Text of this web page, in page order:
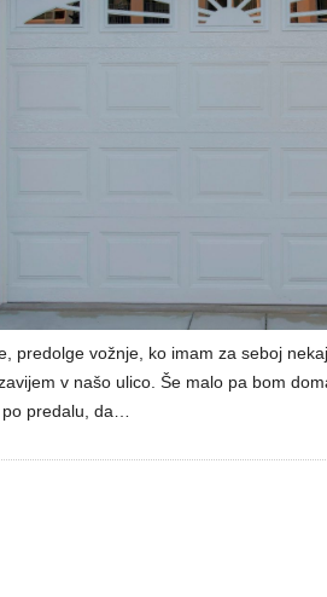
predolge vožnje, ko imam za seboj
v našo ulico. Še malo pa bom
predalu, da…